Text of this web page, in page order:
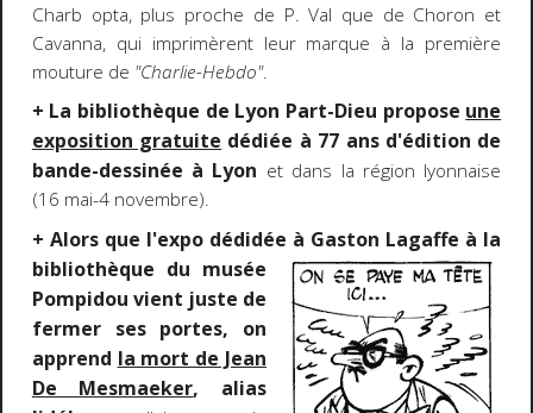
Charb opta, plus proche de P. Val que de Choron et
Cavanna, qui imprimèrent leur marque à la première
mouture de "Charlie-Hebdo".
+ La bibliothèque de Lyon Part-Dieu propose une
exposition gratuite dédiée à 77 ans d'édition de
bande-dessinée à Lyon et dans la région lyonnaise
(16 mai-4 novembre).
+ Alors que l'expo dédidée à Gaston Lagaffe à la
bibliothèque du musée
Pompidou vient juste de
fermer ses portes, on
apprend la mort de Jean
De Mesmaeker, alias